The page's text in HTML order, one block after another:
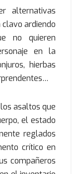
alternativas
ardiendo
no quieren
en la
hierbas
asaltos que
el estado
reglados
crítico en
compañeros